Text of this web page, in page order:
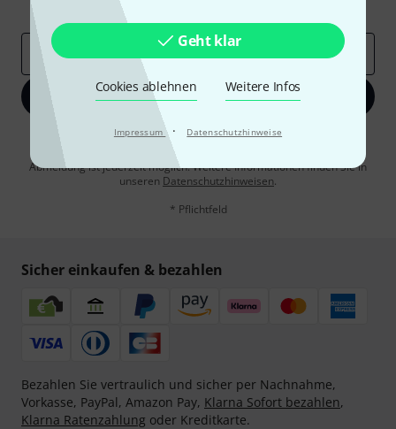
Geht klar
Cookies ablehnen Weitere Infos
Impressum · Datenschutzhinweise
Inspirierende Beiträge
E-Mail-Adresse
Jetzt anmelden
Mit Klick auf „Jetzt anmelden“ stimmen Sie dem Erhalt von E-Mail-
Werbung und einer Messung des E-Mail-Nutzungsverhaltens zu. Die
Abmeldung ist jederzeit möglich. Weitere Informationen finden Sie in
unseren Datenschutzhinweisen.
* Pflichtfeld
Sicher einkaufen & bezahlen
Bezahlen Sie vertraulich und sicher per Nachnahme,
Vorkasse, PayPal, Amazon Pay, Klarna Sofort bezahlen,
Klarna Ratenzahlung oder Kreditkarte.